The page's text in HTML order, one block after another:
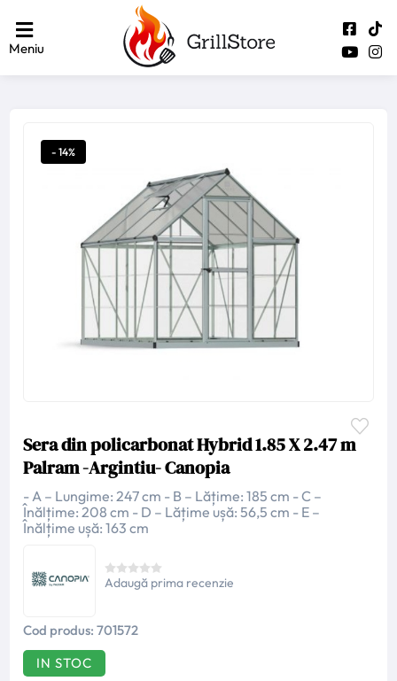
Meniu
- 14%
Sera din policarbonat Hybrid 1.85 X 2.47 m
Palram -Argintiu- Canopia
- A – Lungime: 247 cm - B – Lățime: 185 cm - C –
Înălțime: 208 cm - D – Lățime ușă: 56,5 cm - E –
Înălțime ușă: 163 cm
Adaugă prima recenzie
Cod produs: 701572
IN STOC